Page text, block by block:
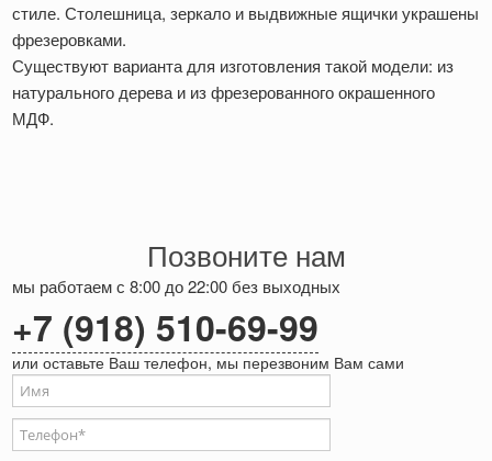
стиле. Столешница, зеркало и выдвижные ящички украшены
фрезеровками.
Существуют варианта для изготовления такой модели: из
натурального дерева и из фрезерованного окрашенного
МДФ.
Позвоните нам
мы работаем с 8:00 до 22:00 без выходных
+7 (918) 510-69-99
или оставьте Ваш телефон, мы перезвоним Вам сами
Ваше имя
Телефон*